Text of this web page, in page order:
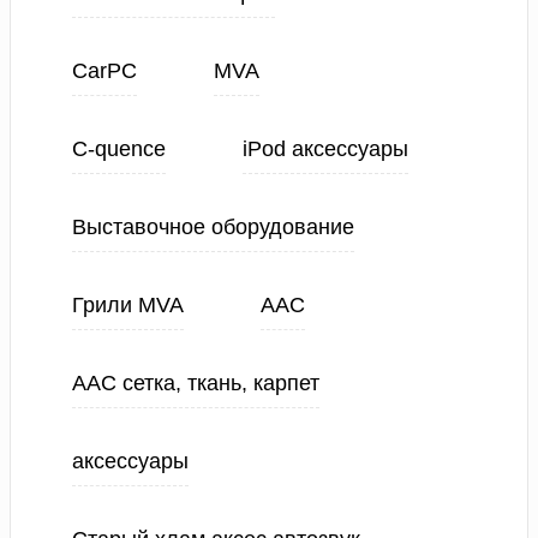
CarPC MVA
C-quence iPod аксессуары
Выставочное оборудование
Грили MVA ААС
ААС сетка, ткань, карпет
аксессуары